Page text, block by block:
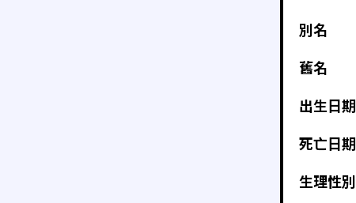
別名
舊名
出生日期
死亡日期
生理性別